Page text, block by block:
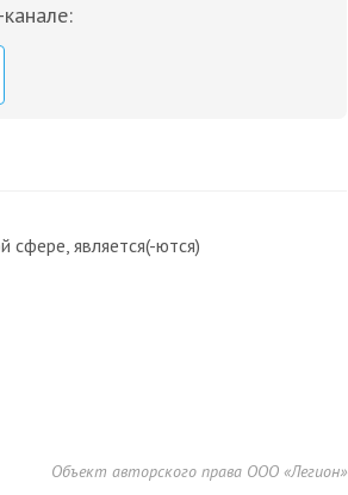
является(-ются)
Объект авторского права ООО «Легион»